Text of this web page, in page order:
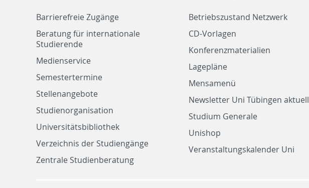
Barrierefreie Zugänge
Beratung für internationale
Studierende
Medienservice
Semestertermine
Stellenangebote
Studienorganisation
Universitätsbibliothek
Verzeichnis der Studiengänge
Zentrale Studienberatung
Betriebszustand Netzwerk
CD-Vorlagen
Konferenzmaterialien
Lagepläne
Mensamenü
Newsletter Uni Tübingen aktuell
Studium Generale
Unishop
Veranstaltungskalender Uni